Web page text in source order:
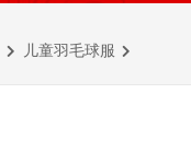
儿童羽毛球服